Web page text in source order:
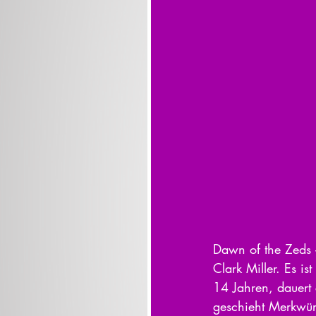
Dawn of the Zeds
Clark Miller. Es
14 Jahren,
geschieht